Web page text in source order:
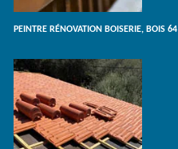
PEINTRE RÉNOVATION BOISERIE, BOIS 64